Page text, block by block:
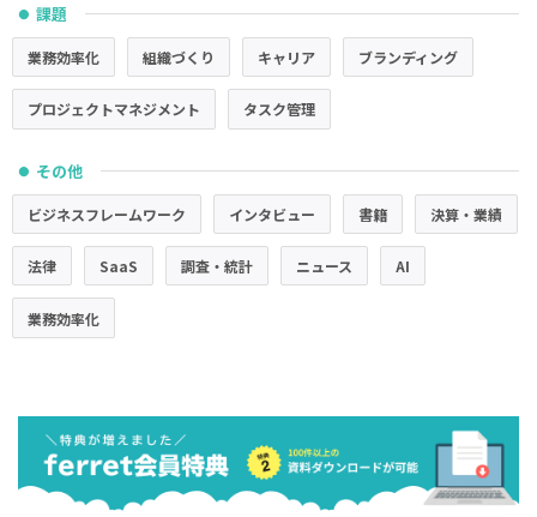
● 課題
業務効率化 組織づくり キャリア ブランディング
プロジェクトマネジメント タスク管理
● その他
ビジネスフレームワーク インタビュー 書籍 決算・業績
法律 SaaS 調査・統計 ニュース AI
業務効率化